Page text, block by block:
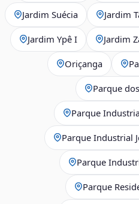
Jardim Suécia Jardim
Jardim Ypê I Jardim
Oriçanga
Parque
Parque
Parque Industrial
Parque
Parque